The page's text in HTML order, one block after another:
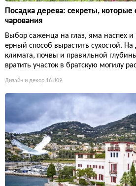
Посадка дерева: секреты, которые
чарования
Выбор саженца на глаз, яма наспех
ерный способ вырастить сухостой. На
климата, почвы и правильной
вратить участок в братскую могилу
Дизайн и декор 16 809